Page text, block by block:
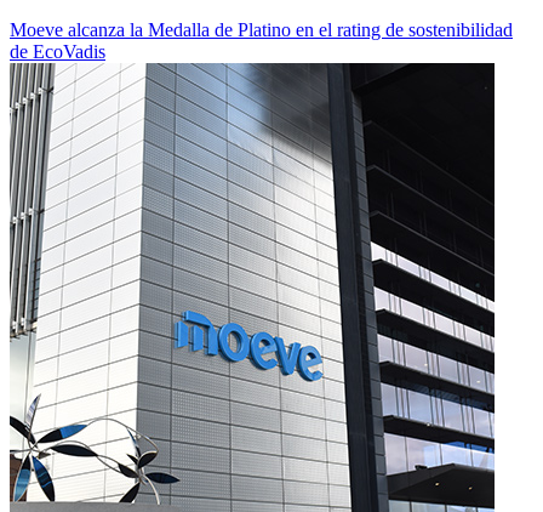
Moeve alcanza la Medalla de Platino en el rating de sostenibilidad
de EcoVadis